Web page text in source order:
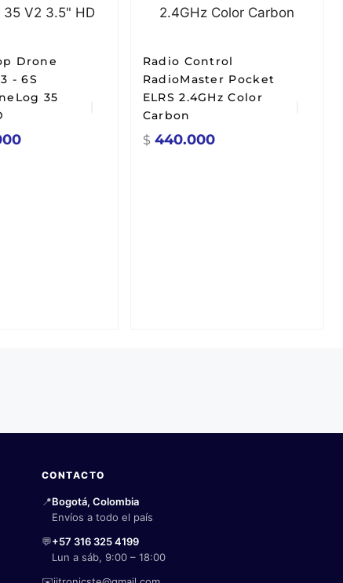
Drone
- 6S
35
Radio Control
RadioMaster Pocket
ELRS 2.4GHz Color
Carbon
$ 440.000
CONTACTO
📍Bogotá, Colombia
Envíos a todo el país
💬+57 316 325 4199
Lun a sáb, 9:00 – 18:00